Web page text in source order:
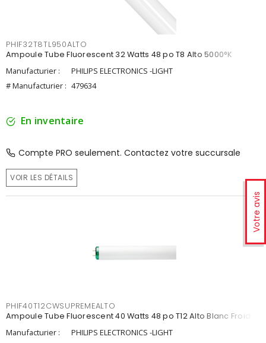
Votre avis
PHIF32T8TL950ALTO
Ampoule Tube Fluorescent 32 Watts 48 po T8 Alto 5000°K
Manufacturier :
PHILIPS ELECTRONICS -LIGHT
# Manufacturier : 479634
En inventaire
Compte PRO seulement. Contactez votre succursale
VOIR LES DÉTAILS
PHIF40T12CWSUPREMEALTO
Ampoule Tube Fluorescent 40 Watts 48 po T12 Alto Blanc Froid
Manufacturier :
PHILIPS ELECTRONICS -LIGHT